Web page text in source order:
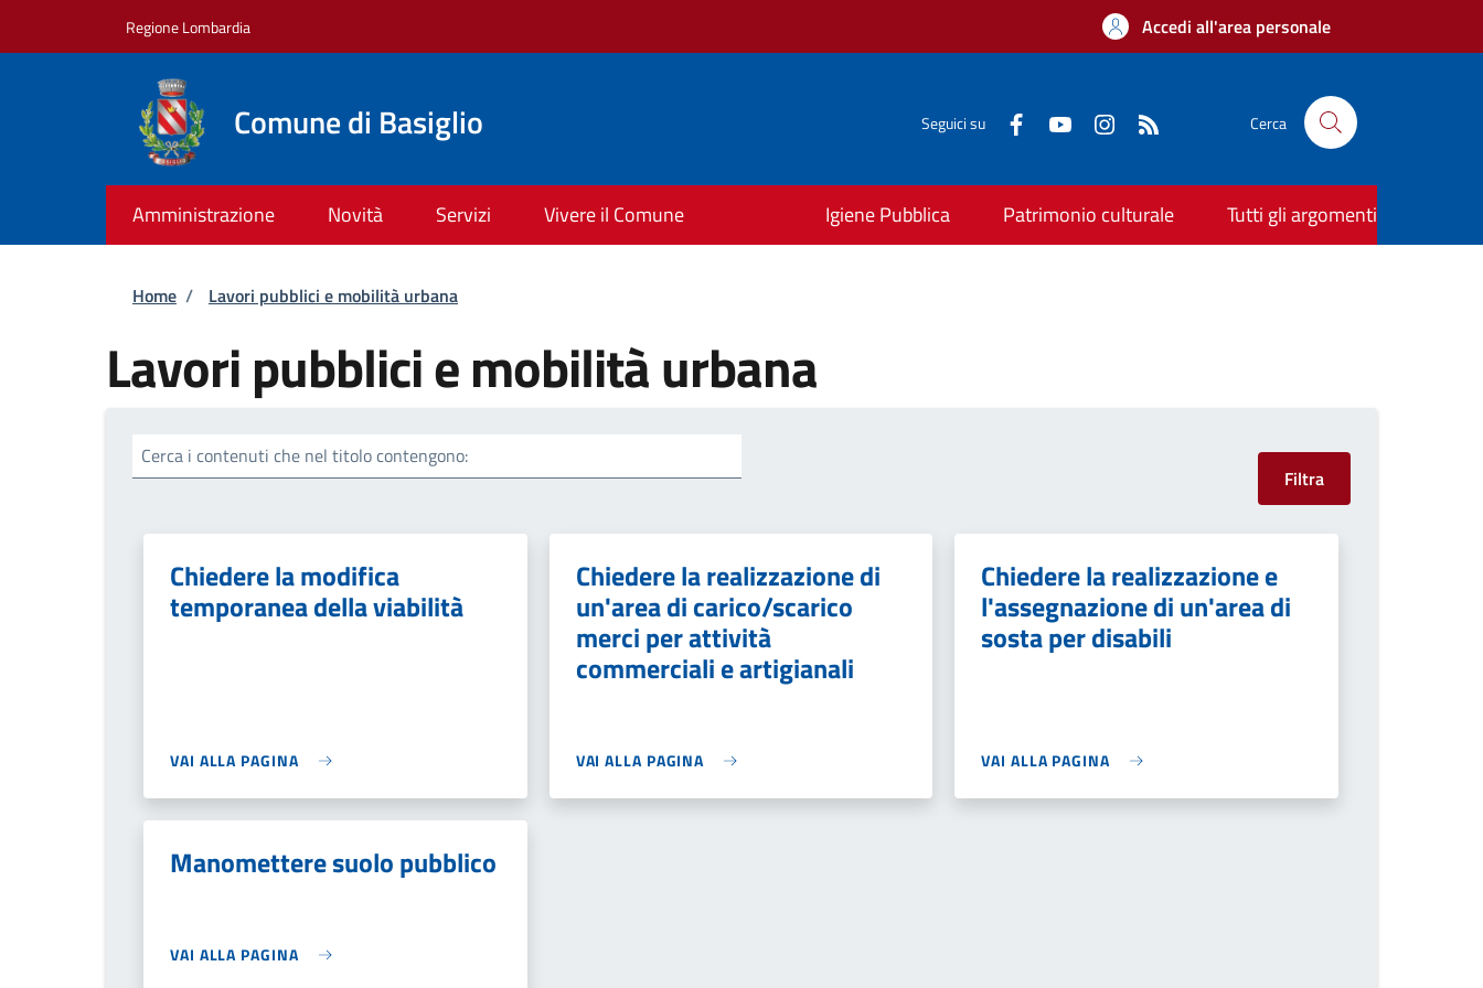
Regione Lombardia Accedi all'area personale
Comune di Basiglio Seguici su Cerca
Amministrazione Novità Servizi Vivere il Comune Igiene Pubblica Patrimonio culturale Tutti gli argomenti
Briciole di pane
Home / Lavori pubblici e mobilità urbana
Lavori pubblici e mobilità urbana
Cerca i contenuti che nel titolo contengono:
Chiedere la modifica
temporanea della viabilità
VAI ALLA PAGINA
Chiedere la realizzazione di
un'area di carico/scarico
merci per attività
commerciali e artigianali
VAI ALLA PAGINA
Chiedere la realizzazione e
l'assegnazione di un'area di
sosta per disabili
VAI ALLA PAGINA
Manomettere suolo pubblico
VAI ALLA PAGINA